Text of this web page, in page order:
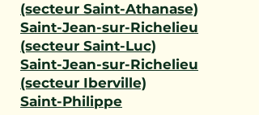
(secteur Saint-Athanase)
Saint-Jean-sur-Richelieu
(secteur Saint-Luc)
Saint-Jean-sur-Richelieu
(secteur Iberville)
Saint-Philippe